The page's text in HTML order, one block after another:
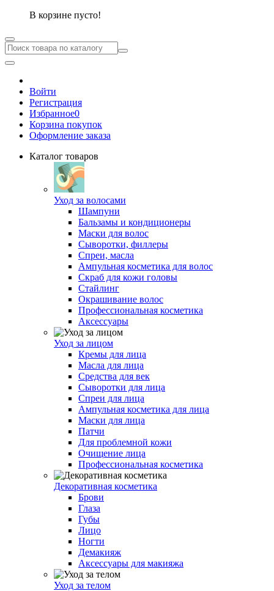
В корзине пусто!
Войти
Регистрация
Избранное0
Корзина покупок
Оформление заказа
Каталог товаров
Уход за волосами
Шампуни
Бальзамы и кондиционеры
Маски для волос
Сыворотки, филлеры
Спреи, масла
Ампульная косметика для волос
Скраб для кожи головы
Стайлинг
Окрашивание волос
Профессиональная косметика
Аксессуары
Уход за лицом
Кремы для лица
Масла для лица
Средства для век
Сыворотки для лица
Спреи для лица
Ампульная косметика для лица
Маски для лица
Патчи
Для проблемной кожи
Очищение лица
Профессиональная косметика
Декоративная косметика
Брови
Глаза
Губы
Лицо
Ногти
Демакияж
Аксессуары для макияжа
Уход за телом